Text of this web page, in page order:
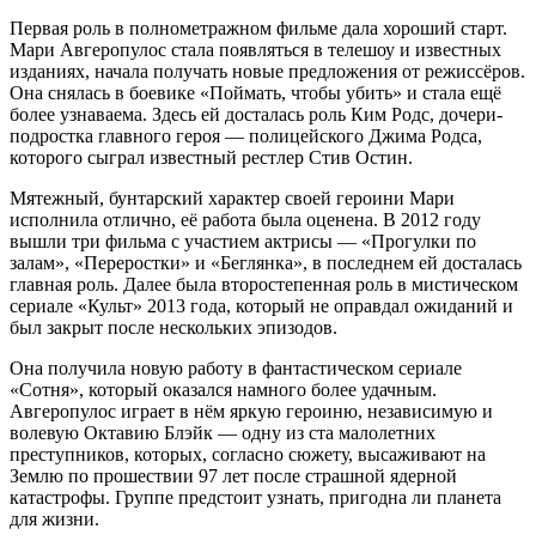
Первая роль в полнометражном фильме дала хороший старт.
Мари Авгеропулос стала появляться в телешоу и известных
изданиях, начала получать новые предложения от режиссёров.
Она снялась в боевике «Поймать, чтобы убить» и стала ещё
более узнаваема. Здесь ей досталась роль Ким Родс, дочери-
подростка главного героя — полицейского Джима Родса,
которого сыграл известный рестлер Стив Остин.
Мятежный, бунтарский характер своей героини Мари
исполнила отлично, её работа была оценена. В 2012 году
вышли три фильма с участием актрисы — «Прогулки по
залам», «Переростки» и «Беглянка», в последнем ей досталась
главная роль. Далее была второстепенная роль в мистическом
сериале «Культ» 2013 года, который не оправдал ожиданий и
был закрыт после нескольких эпизодов.
Она получила новую работу в фантастическом сериале
«Сотня», который оказался намного более удачным.
Авгеропулос играет в нём яркую героиню, независимую и
волевую Октавию Блэйк — одну из ста малолетних
преступников, которых, согласно сюжету, высаживают на
Землю по прошествии 97 лет после страшной ядерной
катастрофы. Группе предстоит узнать, пригодна ли планета
для жизни.